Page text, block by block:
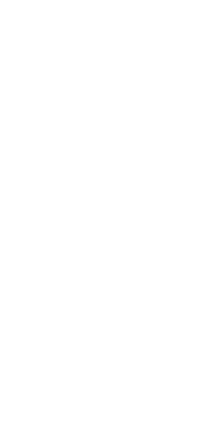
động tốt với các vi xử lý Intel Core thế hệ thứ 11 (Rocket Lake)
những người dùng muốn xây dựng một hệ thống máy tính cá